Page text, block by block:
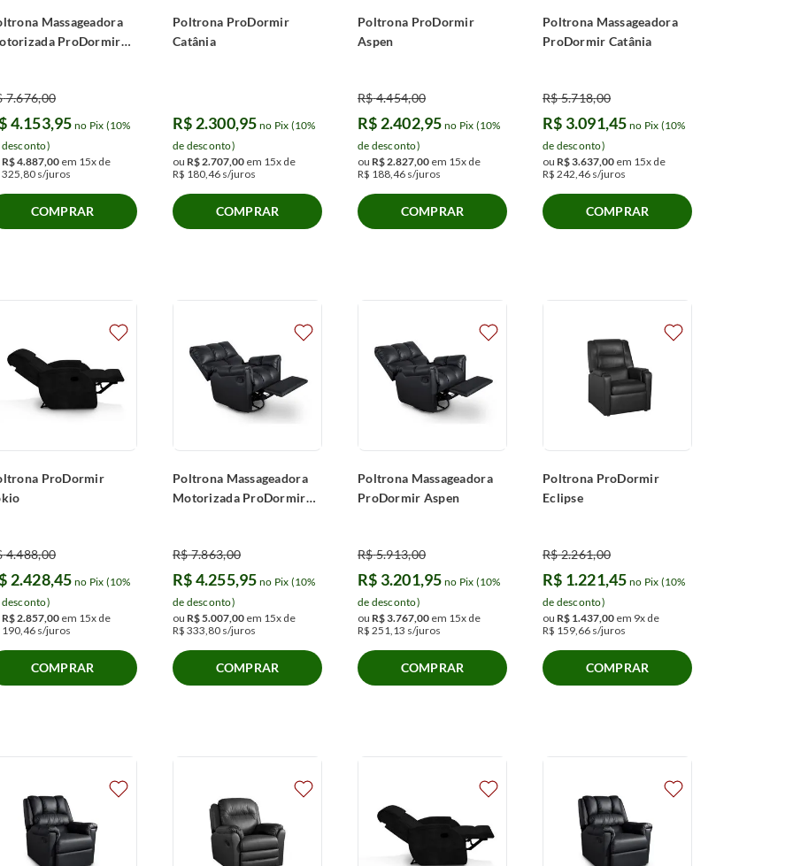
Massageadora
ProDormir
7.676,00
4.153,95 no Pix (10%
desconto)
R$4.887,00 em 15x de
325,80 s/juros
COMPRAR
Poltrona ProDormir
Catânia
R$ 2.300,95 no Pix (10%
de desconto)
ou R$2.707,00 em 15x de
R$ 180,46 s/juros
COMPRAR
Poltrona ProDormir
Aspen
R$4.454,00
R$ 2.402,95 no Pix (10%
de desconto)
ou R$2.827,00 em 15x de
R$ 188,46 s/juros
COMPRAR
Poltrona Massageadora
ProDormir Catânia
R$5.718,00
R$ 3.091,45 no Pix (10%
de desconto)
ou R$3.637,00 em 15x de
R$ 242,46 s/juros
COMPRAR
ProDormir
4.488,00
2.428,45 no Pix (10%
desconto)
R$2.857,00 em 15x de
190,46 s/juros
COMPRAR
Poltrona Massageadora
Motorizada ProDormir
R$7.863,00
R$4.255,95 no Pix (10%
de desconto)
ou R$5.007,00 em 15x de
R$ 333,80 s/juros
COMPRAR
Poltrona Massageadora
ProDormir Aspen
R$5.913,00
R$ 3.201,95 no Pix (10%
de desconto)
ou R$3.767,00 em 15x de
R$ 251,13 s/juros
COMPRAR
Poltrona ProDormir
Eclipse
R$2.261,00
R$ 1.221,45 no Pix (10%
de desconto)
ou R$ 1.437,00 em 9x de
R$ 159,66 s/juros
COMPRAR